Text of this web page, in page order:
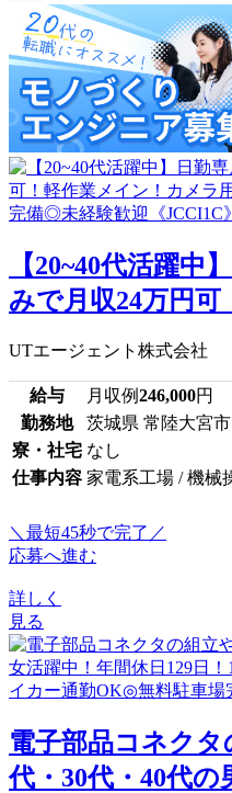
【20~40代活躍中
みで月収24万円可
UTエージェント株式会社
給与 月収例246,000円
勤務地
茨城県 常陸大宮市
寮・社宅 なし
仕事内容 家電系工場 / 機械
＼最短45秒で完了／
応募へ進む
詳しく
見る
電子部品コネク
代・30代・40代の